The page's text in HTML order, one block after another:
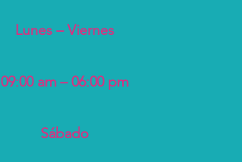
Lunes – Viernes
09:00 am – 06:00 pm
Sábado